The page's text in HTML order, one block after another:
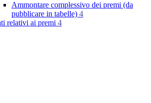
Ammontare complessivo dei premi (da
pubblicare in tabelle) 4
relativi ai premi 4